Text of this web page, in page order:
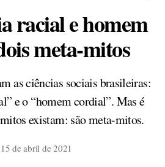
racial e homem
meta-mitos
as ciências sociais brasileiras:
e o “homem cordial”. Mas é
existam: são meta-mitos.
15 de abril de 2021